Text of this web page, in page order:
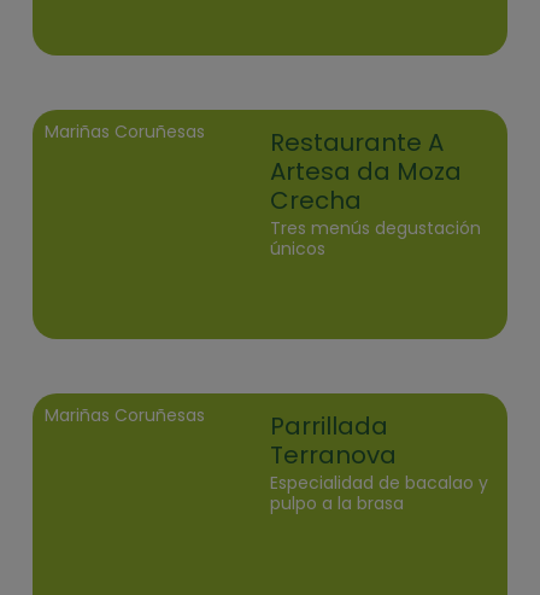
Mariñas Coruñesas
Restaurante A
Artesa da Moza
Crecha
Tres menús degustación
únicos
Mariñas Coruñesas
Parrillada
Terranova
Especialidad de bacalao y
pulpo a la brasa